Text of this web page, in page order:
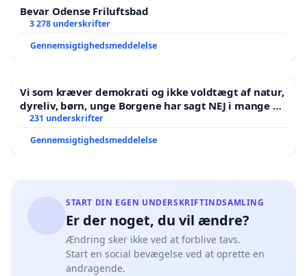
Bevar Odense Friluftsbad
3 278 underskrifter
Gennemsigtighedsmeddelelse
Vi som kræver demokrati og ikke voldtægt af natur,
dyreliv, børn, unge Borgene har sagt NEJ i mange år.
Der er
231 underskrifter
Gennemsigtighedsmeddelelse
START DIN EGEN UNDERSKRIFTINDSAMLING
Er der noget, du vil ændre?
Ændring sker ikke ved at forblive tavs.
Start en social bevægelse ved at oprette en
andragende.